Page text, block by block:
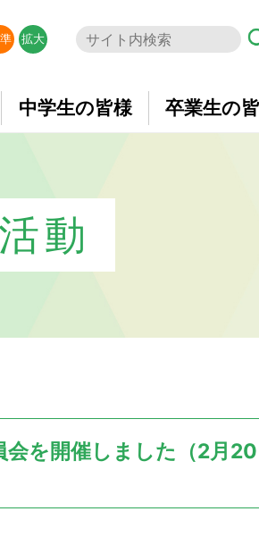
拡大
中学生の皆様 卒業生の
動
会を開催しました（2月20